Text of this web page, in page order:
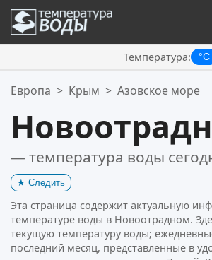
Температура: °C
Ваше избранное:
Европа > Крым > Азовское море
— температура воды
★ Следить
Эта страница содержит актуальную
температуре воды в Новоотрадном.
текущую температуру воды;
последний месяц, представленные в